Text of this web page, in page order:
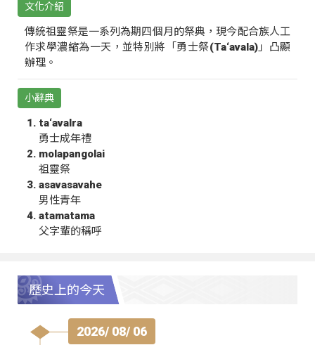
文化介紹
傳統祖靈祭是一系列為期四個月的祭典，現今配合族人工
作求學濃縮為一天，並特別將「勇士祭(Ta‘avala)」凸顯
辦理。
小辭典
ta‘avalra
勇士成年禮
molapangolai
祖靈祭
asavasavahe
男性青年
atamatama
父字輩的稱呼
歷史上的今天
2026/ 08/ 06